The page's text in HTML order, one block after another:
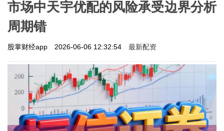
市场中天宇优配的风险承受边界分析
周期错
股掌财经app 2026-06-06 12:32:54 最新配资